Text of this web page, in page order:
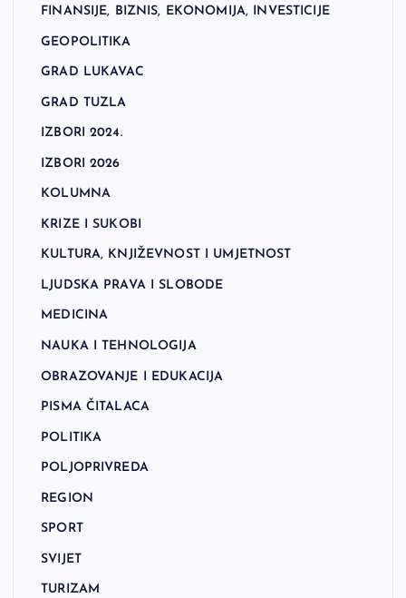
FINANSIJE, BIZNIS, EKONOMIJA, INVESTICIJE
GEOPOLITIKA
GRAD LUKAVAC
GRAD TUZLA
IZBORI 2024.
IZBORI 2026
KOLUMNA
KRIZE I SUKOBI
KULTURA, KNJIŽEVNOST I UMJETNOST
LJUDSKA PRAVA I SLOBODE
MEDICINA
NAUKA I TEHNOLOGIJA
OBRAZOVANJE I EDUKACIJA
PISMA ČITALACA
POLITIKA
POLJOPRIVREDA
REGION
SPORT
SVIJET
TURIZAM